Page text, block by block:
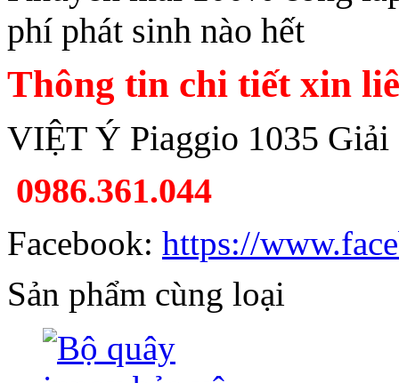
phí phát sinh nào hết
Thông tin chi tiết xin
VIỆT Ý Piaggio 1035
0986.361.044
Facebook: https://
Sản phẩm cùng loại